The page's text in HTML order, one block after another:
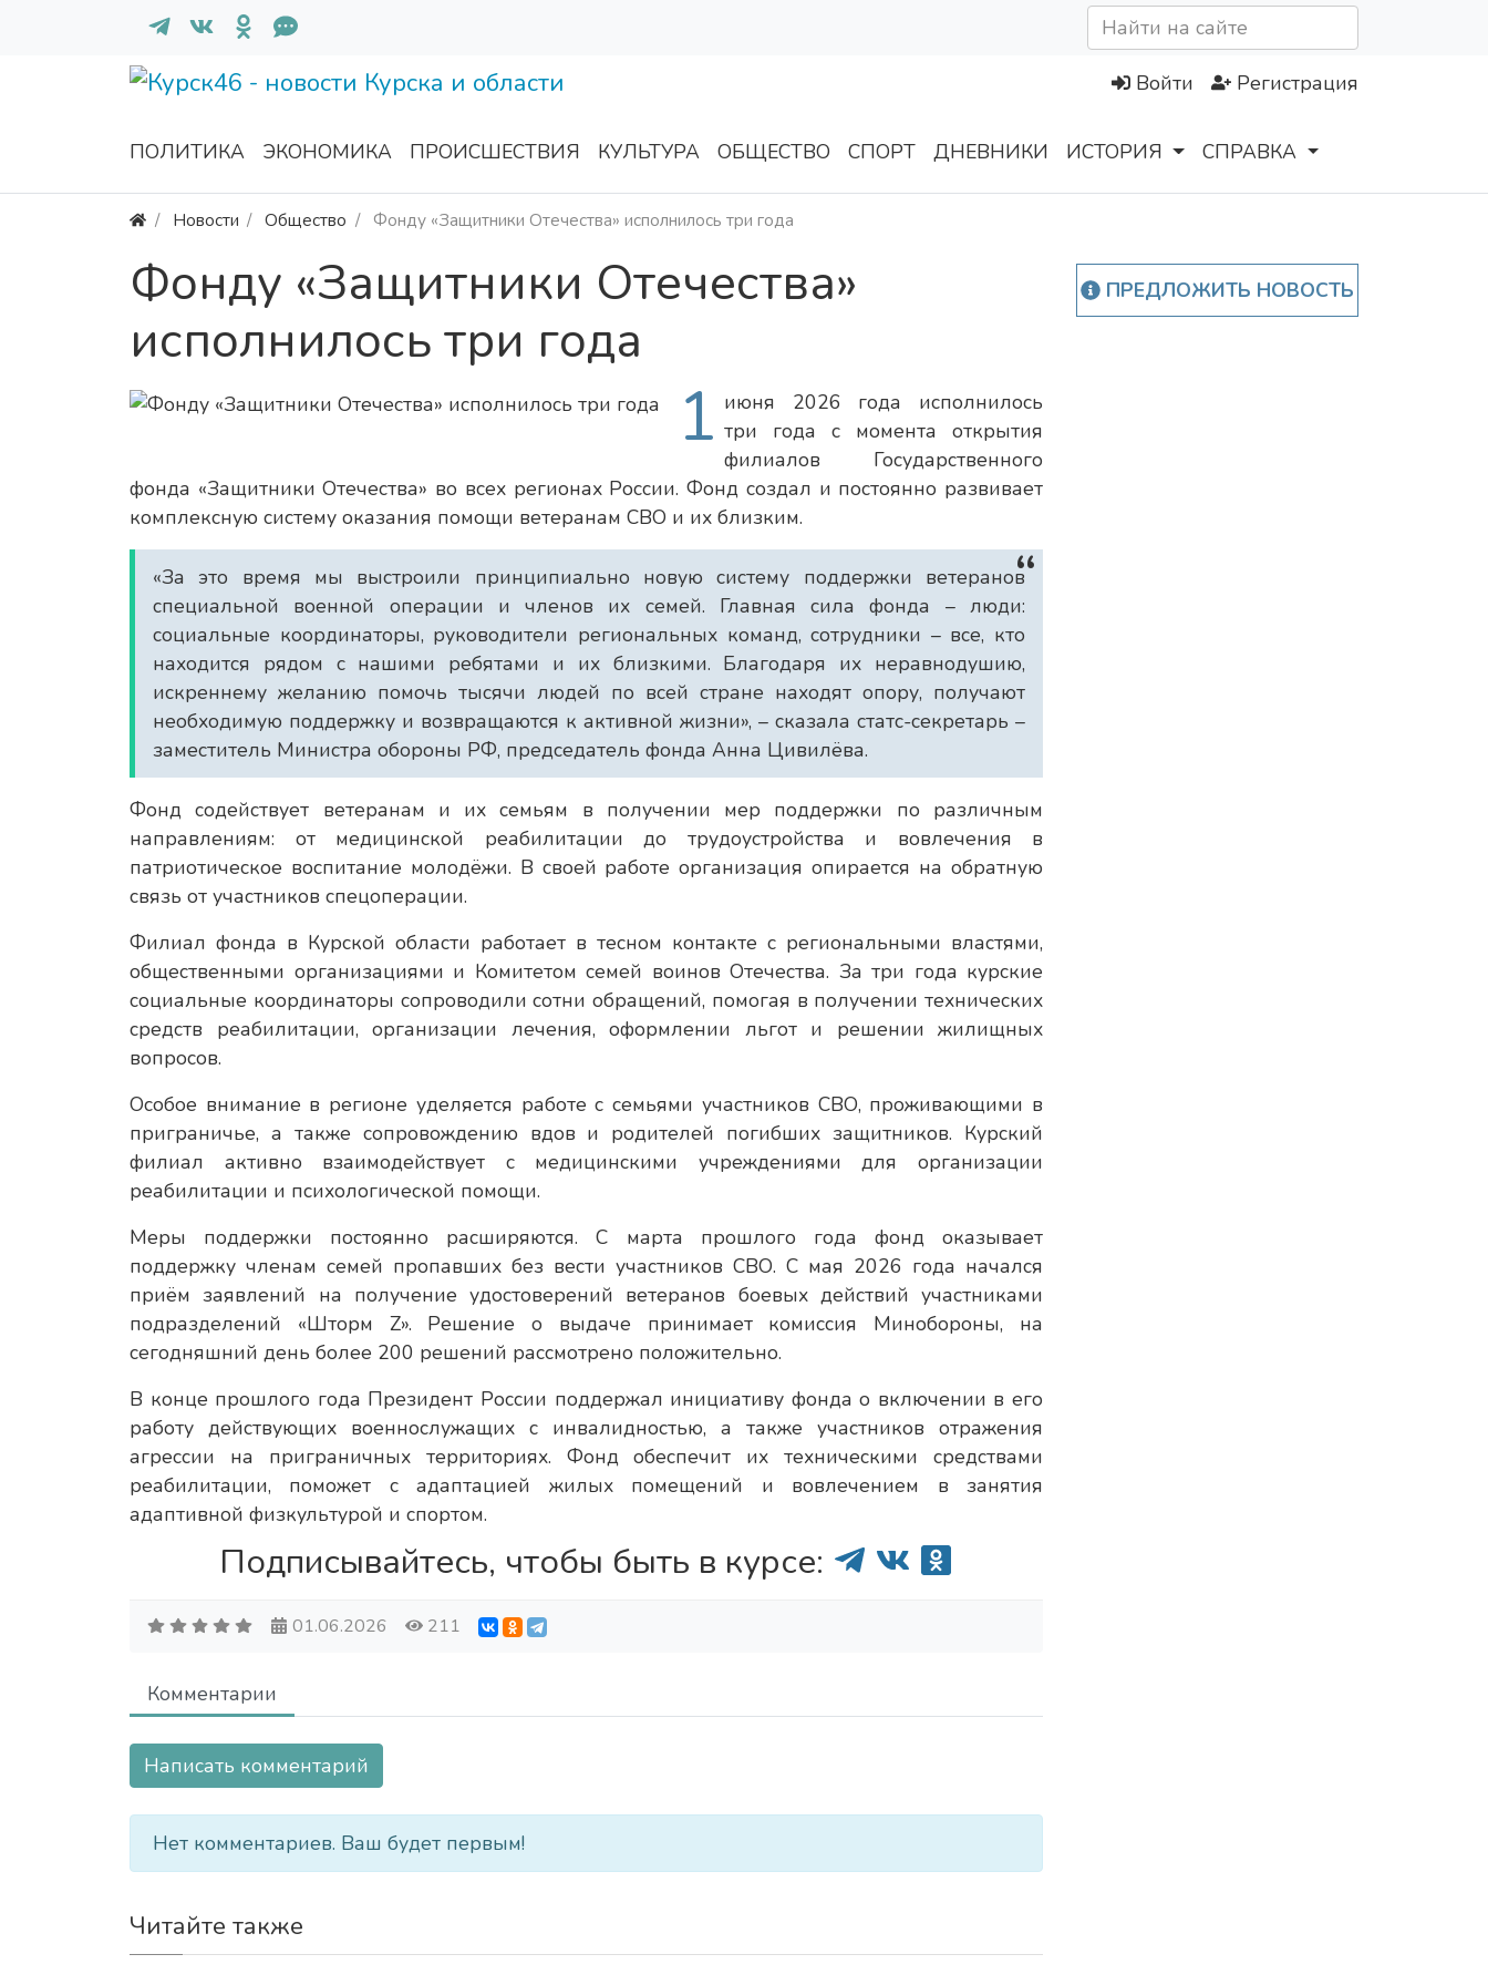
Войти Регистрация
ПОЛИТИКА ЭКОНОМИКА ПРОИСШЕСТВИЯ КУЛЬТУРА ОБЩЕСТВО СПОРТ ДНЕВНИКИ ИСТОРИЯ СПРАВКА
Новости Общество Фонду «Защитники Отечества» исполнилось три года
Фонду «Защитники Отечества»
исполнилось три года
1 июня 2026 года исполнилось
три года с момента открытия
филиалов Государственного
фонда «Защитники Отечества» во всех регионах России. Фонд создал и постоянно развивает
комплексную систему оказания помощи ветеранам СВО и их близким.
«За это время мы выстроили принципиально новую систему поддержки ветеранов
специальной военной операции и членов их семей. Главная сила фонда – люди:
социальные координаторы, руководители региональных команд, сотрудники – все, кто
находится рядом с нашими ребятами и их близкими. Благодаря их неравнодушию,
искреннему желанию помочь тысячи людей по всей стране находят опору, получают
необходимую поддержку и возвращаются к активной жизни», – сказала статс-секретарь –
заместитель Министра обороны РФ, председатель фонда Анна Цивилёва.
Фонд содействует ветеранам и их семьям в получении мер поддержки по различным
направлениям: от медицинской реабилитации до трудоустройства и вовлечения в
патриотическое воспитание молодёжи. В своей работе организация опирается на обратную
связь от участников спецоперации.
Филиал фонда в Курской области работает в тесном контакте с региональными властями,
общественными организациями и Комитетом семей воинов Отечества. За три года курские
социальные координаторы сопроводили сотни обращений, помогая в получении технических
средств реабилитации, организации лечения, оформлении льгот и решении жилищных
вопросов.
Особое внимание в регионе уделяется работе с семьями участников СВО, проживающими в
приграничье, а также сопровождению вдов и родителей погибших защитников. Курский
филиал активно взаимодействует с медицинскими учреждениями для организации
реабилитации и психологической помощи.
Меры поддержки постоянно расширяются. С марта прошлого года фонд оказывает
поддержку членам семей пропавших без вести участников СВО. С мая 2026 года начался
приём заявлений на получение удостоверений ветеранов боевых действий участниками
подразделений «Шторм Z». Решение о выдаче принимает комиссия Минобороны, на
сегодняшний день более 200 решений рассмотрено положительно.
В конце прошлого года Президент России поддержал инициативу фонда о включении в его
работу действующих военнослужащих с инвалидностью, а также участников отражения
агрессии на приграничных территориях. Фонд обеспечит их техническими средствами
реабилитации, поможет с адаптацией жилых помещений и вовлечением в занятия
адаптивной физкультурой и спортом.
Подписывайтесь, чтобы быть в курсе:
01.06.2026 211
Комментарии
Написать комментарий
Нет комментариев. Ваш будет первым!
Читайте также
ПРЕДЛОЖИТЬ НОВОСТЬ